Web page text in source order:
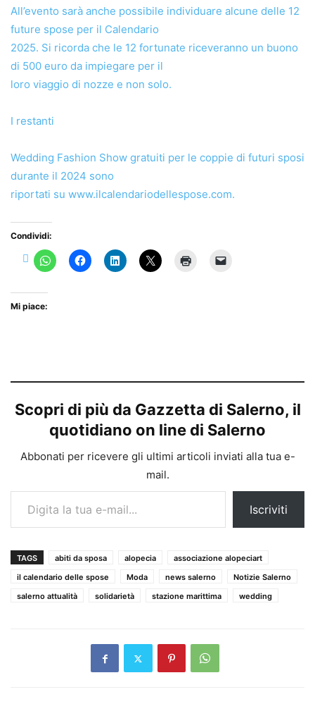
All’evento sarà anche possibile individuare alcune delle 12
future spose per il Calendario
2025. Si ricorda che le 12 fortunate riceveranno un buono
di 500 euro da impiegare per il
loro viaggio di nozze e non solo.
I restanti
Wedding Fashion Show gratuiti per le coppie di futuri sposi
durante il 2024 sono
riportati su www.ilcalendariodellespose.com.
Condividi:
Mi piace:
Scopri di più da Gazzetta di Salerno, il
quotidiano on line di Salerno
Abbonati per ricevere gli ultimi articoli inviati alla tua e-
mail.
Digita la tua e-mail...
Iscriviti
TAGS abiti da sposa alopecia
associazione alopeciart
il calendario delle spose
Moda news salerno
Notizie Salerno
salerno attualità
solidarietà stazione marittima wedding